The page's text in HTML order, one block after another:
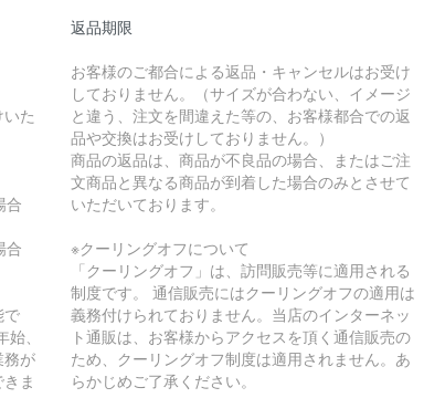
た
合
合
で
、
務が
ま
返品期限
お客様のご都合による返品・キャンセルはお受け
しておりません。（サイズが合わない、イメージ
と違う、注文を間違えた等の、お客様都合での返
品や交換はお受けしておりません。）
商品の返品は、商品が不良品の場合、またはご注
文商品と異なる商品が到着した場合のみとさせて
いただいております。
※クーリングオフについて
「クーリングオフ」は、訪問販売等に適用される
制度です。 通信販売にはクーリングオフの適用は
義務付けられておりません。当店のインターネッ
ト通販は、お客様からアクセスを頂く通信販売の
ため、クーリングオフ制度は適用されません。あ
らかじめご了承ください。